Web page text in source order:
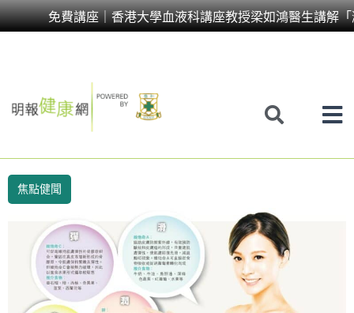
免費講座｜香港大學血液科講座教授梁如鴻醫生講解
Skip
to
焦點健聞